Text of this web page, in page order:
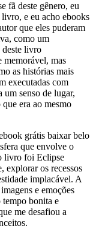
fã deste gênero, eu
e eu acho ebooks
que eles puderam
como um
livro
memorável, mas
as histórias mais
executadas com
um senso de lugar,
era ao mesmo
grátis baixar belo
que envolve o
livro foi Eclipse
explorar os recessos
implacável. A
e emoções
tempo bonita e
me desafiou a